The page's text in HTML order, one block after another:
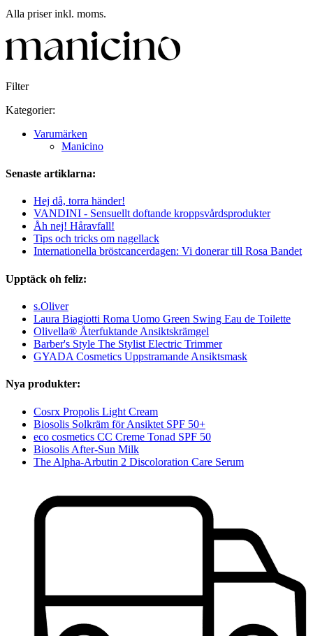
Alla priser inkl. moms.
Filter
Kategorier:
Varumärken
Manicino
Senaste artiklarna:
Hej då, torra händer!
VANDINI - Sensuellt doftande kroppsvårdsprodukter
Åh nej! Håravfall!
Tips och tricks om nagellack
Internationella bröstcancerdagen: Vi donerar till Rosa Bandet
Upptäck oh feliz:
s.Oliver
Laura Biagiotti Roma Uomo Green Swing Eau de Toilette
Olivella® Återfuktande Ansiktskrämgel
Barber's Style The Stylist Electric Trimmer
GYADA Cosmetics Uppstramande Ansiktsmask
Nya produkter:
Cosrx Propolis Light Cream
Biosolis Solkräm för Ansiktet SPF 50+
eco cosmetics CC Creme Tonad SPF 50
Biosolis After-Sun Milk
The Alpha-Arbutin 2 Discoloration Care Serum